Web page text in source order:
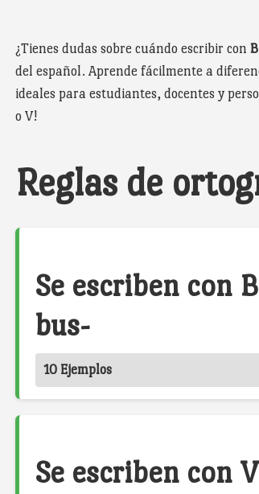
¿Tienes dudas sobre cuándo escribir con B
del español. Aprende fácilmente a
ideales para estudiantes, docentes y
o V!
Reglas de
Se escriben con
bus-
10 Ejemplos
Se escriben con